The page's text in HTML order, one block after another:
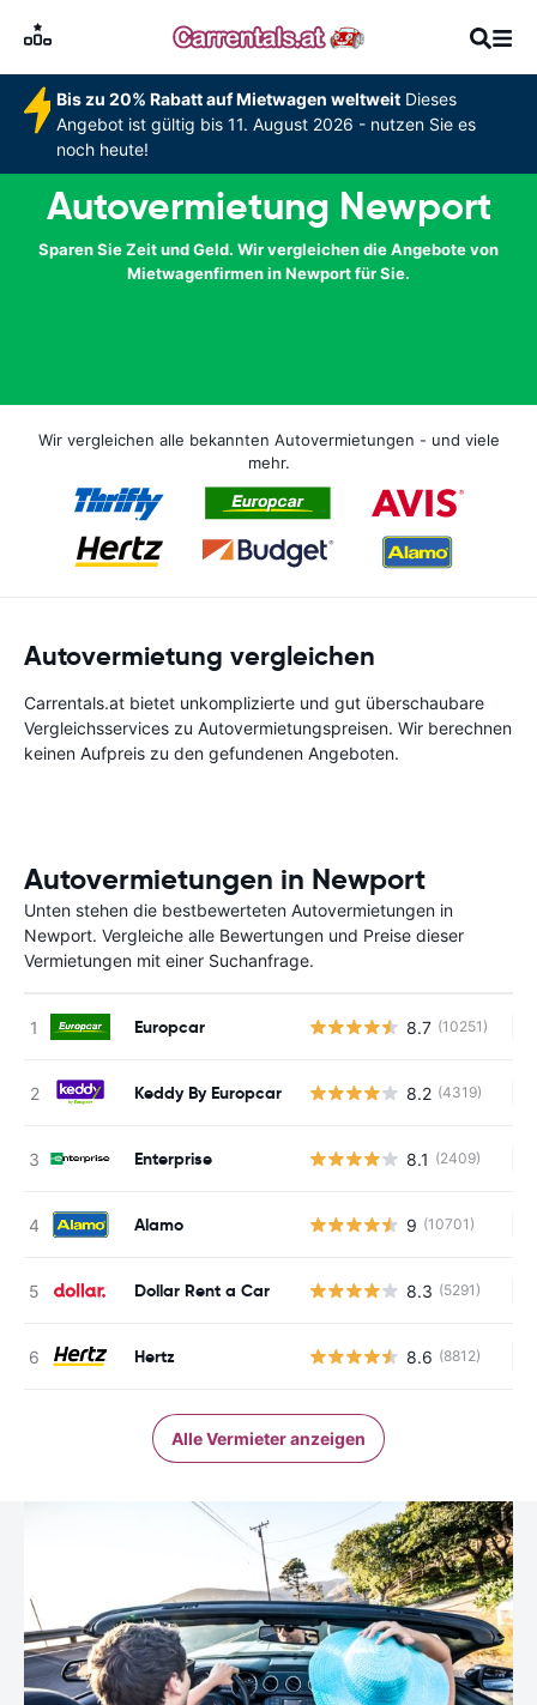
Bis zu 20% Rabatt auf Mietwagen weltweitDieses
Angebot ist gültig bis 11. August 2026 - nutzen Sie es
noch heute!
Autovermietung Newport
Sparen Sie Zeit und Geld. Wir vergleichen die Angebote von
Mietwagenfirmen in Newport für Sie.
Wir vergleichen alle bekannten Autovermietungen - und viele
mehr.
Autovermietung vergleichen
Carrentals.at bietet unkomplizierte und gut überschaubare
Vergleichsservices zu Autovermietungspreisen. Wir berechnen
keinen Aufpreis zu den gefundenen Angeboten.
Autovermietungen in Newport
Unten stehen die bestbewerteten Autovermietungen in
Newport. Vergleiche alle Bewertungen und Preise dieser
Vermietungen mit einer Suchanfrage.
Europcar 8.7 (10251)
Keddy By Europcar 8.2 (4319)
Enterprise 8.1 (2409)
Alamo 9 (10701)
Dollar Rent a Car 8.3 (5291)
Hertz 8.6 (8812)
Alle Vermieter anzeigen